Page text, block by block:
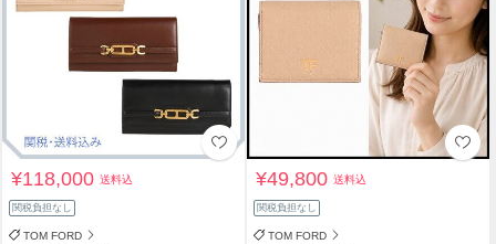
¥118,000送料込
関税負担なし
TOM FORD
¥49,800送料込
関税負担なし
TOM FORD